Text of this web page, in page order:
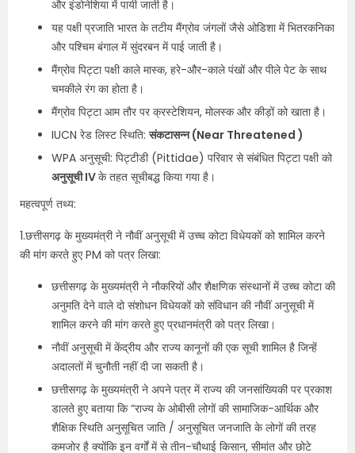
और इंडोनेशिया में पायी जाती है।
यह पक्षी प्रजाति भारत के तटीय मैंग्रोव जंगलों जैसे ओडिशा में भितरकनिका
और पश्चिम बंगाल में सुंदरबन में पाई जाती है।
मैंग्रोव पिट्टा पक्षी काले मास्क, हरे-और-काले पंखों और पीले पेट के साथ
चमकीले रंग का होता है।
मैंग्रोव पिट्टा आम तौर पर क्रस्टेशियन, मोलस्क और कीड़ों को खाता है।
IUCN रेड लिस्ट स्थिति:संकटासन्न (Near Threatened )
WPA अनुसूची: पिट्टीडी (Pittidae) परिवार से संबंधित पिट्टा पक्षी को
अनुसूची IVके तहत सूचीबद्ध किया गया है।
महत्वपूर्ण तथ्य:
1.छत्तीसगढ़ के मुख्यमंत्री ने नौवीं अनुसूची में उच्च कोटा विधेयकों को शामिल करने
की मांग करते हुए PM को पत्र लिखा:
छत्तीसगढ़ के मुख्यमंत्री ने नौकरियों और शैक्षणिक संस्थानों में उच्च कोटा की
अनुमति देने वाले दो संशोधन विधेयकों को संविधान की नौवीं अनुसूची में
शामिल करने की मांग करते हुए प्रधानमंत्री को पत्र लिखा।
नौवीं अनुसूची में केंद्रीय और राज्य कानूनों की एक सूची शामिल है जिन्हें
अदालतों में चुनौती नहीं दी जा सकती है।
छत्तीसगढ़ के मुख्यमंत्री ने अपने पत्र में राज्य की जनसांख्यिकी पर प्रकाश
डालते हुए बताया कि “राज्य के ओबीसी लोगों की सामाजिक-आर्थिक और
शैक्षिक स्थिति अनुसूचित जाति / अनुसूचित जनजाति के लोगों की तरह
कमजोर है क्योंकि इन वर्गों में से तीन-चौथाई किसान, सीमांत और छोटे